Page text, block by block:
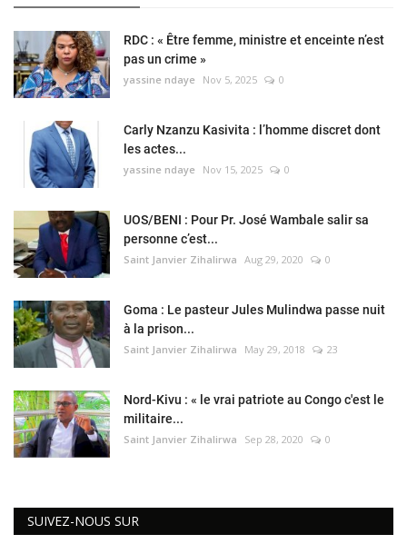
RDC : « Être femme, ministre et enceinte n’est
pas un crime »
yassine ndaye Nov 5, 2025 0
Carly Nzanzu Kasivita : l’homme discret dont
les actes...
yassine ndaye Nov 15, 2025 0
UOS/BENI : Pour Pr. José Wambale salir sa
personne c’est...
Saint Janvier Zihalirwa Aug 29, 2020 0
Goma : Le pasteur Jules Mulindwa passe nuit
à la prison...
Saint Janvier Zihalirwa May 29, 2018 23
Nord-Kivu : « le vrai patriote au Congo c'est le
militaire...
Saint Janvier Zihalirwa Sep 28, 2020 0
SUIVEZ-NOUS SUR